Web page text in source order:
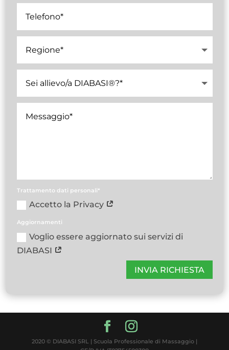
Trattamento dati personali*
Accetto la Privacy
Aggiornamenti
Voglio essere aggiornato sui servizi di
DIABASI
INVIA RICHIESTA
2020 © DIABASI SRL | Scuola Professionale di Massaggio |